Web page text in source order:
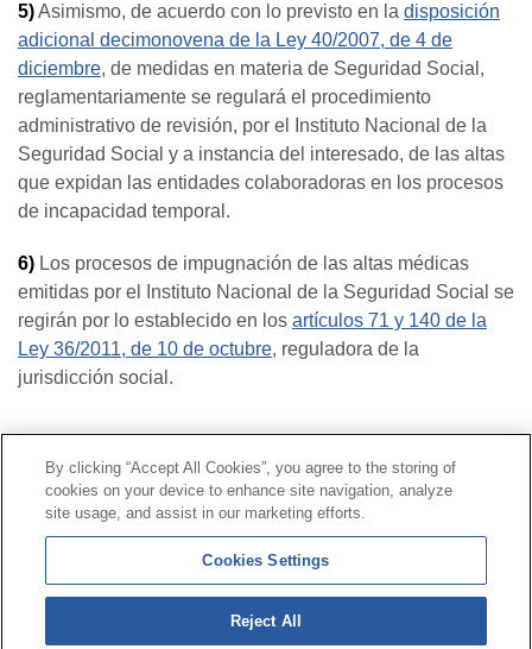
5)Asimismo, de acuerdo con lo previsto en la disposición
adicional decimonovena de la Ley 40/2007, de 4 de
diciembre, de medidas en materia de Seguridad Social,
reglamentariamente se regulará el procedimiento
administrativo de revisión, por el Instituto Nacional de la
Seguridad Social y a instancia del interesado, de las altas
que expidan las entidades colaboradoras en los procesos
de incapacidad temporal.
6) Los procesos de impugnación de las altas médicas
emitidas por el Instituto Nacional de la Seguridad Social se
regirán por lo establecido en los artículos 71 y 140 de la
Ley 36/2011, de 10 de octubre, reguladora de la
jurisdicción social.
Línea Universal 900 203 203|Zona Privada Comisión de
Prestaciones Especiales|Zona Privada Proveedor
Sanitario
© Mutua Universal 2026 | Mapa del sitio | Aviso legal
Política de Protección de Datos
By clicking “Accept All Cookies”, you agree to the storing of
cookies on your device to enhance site navigation, analyze
site usage, and assist in our marketing efforts.
Cookies Settings
Reject All